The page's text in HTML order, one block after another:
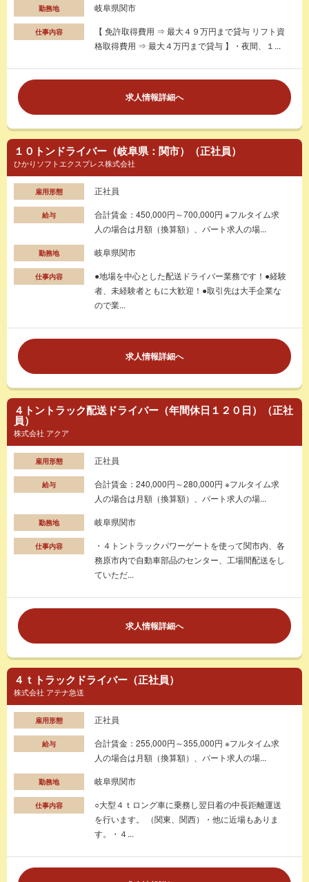
勤務地 岐阜県関市
仕事内容
【 免許取得費用 ⇒ 最大４９万円まで貸与 リフト資
格取得費用 ⇒ 最大４万円まで貸与 】・夜間、１...
求人情報詳細へ
１０トンドライバー（岐阜県：関市）（正社員）
ひかりソフトエクスプレス株式会社
雇用形態 正社員
給与
合計賃金：450,000円～700,000円 ※フルタイム求
人の場合は月額（換算額）、パート求人の場...
勤務地 岐阜県関市
仕事内容
●地場を中心とした配送ドライバー業務です！●経験
者、未経験者ともに大歓迎！●取引先は大手企業な
ので業...
求人情報詳細へ
４トントラック配送ドライバー（年間休日１２０日）（正社
員）
株式会社 アクア
雇用形態 正社員
給与
合計賃金：240,000円～280,000円 ※フルタイム求
人の場合は月額（換算額）、パート求人の場...
勤務地 岐阜県関市
仕事内容
・４トントラックパワーゲートを使って関市内、各
務原市内で自動車部品のセンター、工場間配送をし
ていただ...
求人情報詳細へ
４ｔトラックドライバー（正社員）
株式会社 アテナ急送
雇用形態 正社員
給与
合計賃金：255,000円～355,000円 ※フルタイム求
人の場合は月額（換算額）、パート求人の場...
勤務地 岐阜県関市
仕事内容
○大型４ｔロング車に乗務し翌日着の中長距離運送
を行います。 （関東、関西）・他に近場もありま
す。・４...